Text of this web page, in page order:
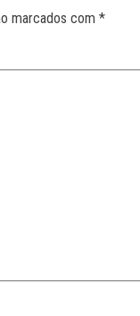
marcados com *